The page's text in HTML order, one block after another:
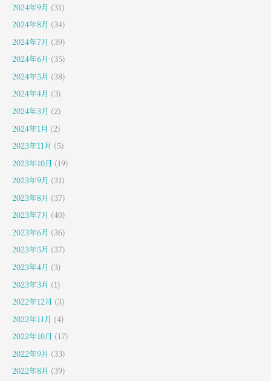
2024年9月 (31)
2024年8月 (34)
2024年7月 (39)
2024年6月 (35)
2024年5月 (38)
2024年4月 (3)
2024年3月 (2)
2024年1月 (2)
2023年11月 (5)
2023年10月 (19)
2023年9月 (31)
2023年8月 (37)
2023年7月 (40)
2023年6月 (36)
2023年5月 (37)
2023年4月 (3)
2023年3月 (1)
2022年12月 (3)
2022年11月 (4)
2022年10月 (17)
2022年9月 (33)
2022年8月 (39)